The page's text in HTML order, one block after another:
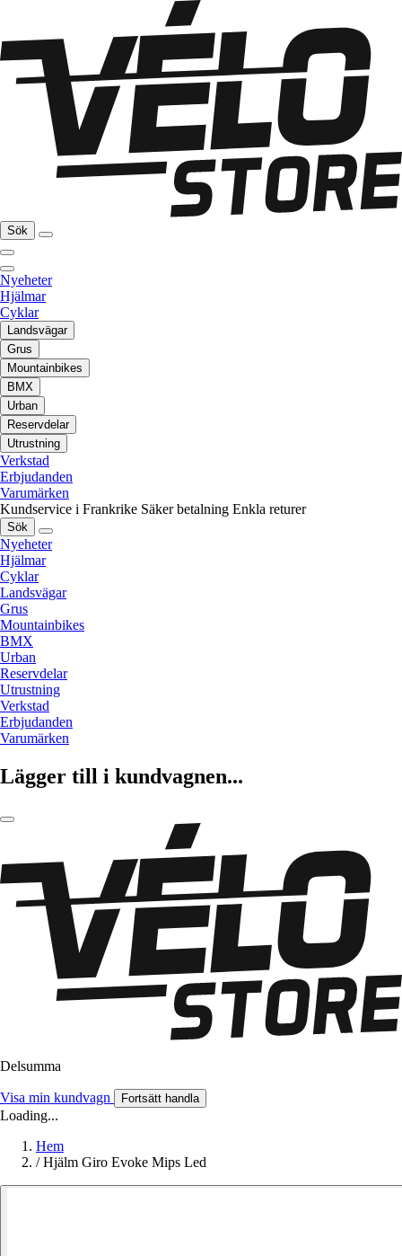
Sök
Nyeheter
Hjälmar
Cyklar
Landsvägar
Grus
Mountainbikes
BMX
Urban
Reservdelar
Utrustning
Verkstad
Erbjudanden
Varumärken
Kundservice i Frankrike Säker betalning Enkla returer
Sök
Nyeheter
Hjälmar
Cyklar
Landsvägar
Grus
Mountainbikes
BMX
Urban
Reservdelar
Utrustning
Verkstad
Erbjudanden
Varumärken
Lägger till i kundvagnen...
Delsumma
Visa min kundvagn Fortsätt handla
Loading...
Hem
/ Hjälm Giro Evoke Mips Led